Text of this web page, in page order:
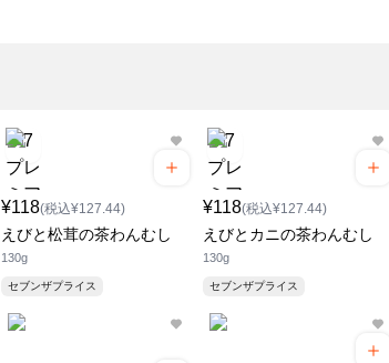
¥118(税込¥127.44)
えびと松茸の茶わんむし
130g
セブンザプライス
¥118(税込¥127.44)
えびとカニの茶わんむし
130g
セブンザプライス